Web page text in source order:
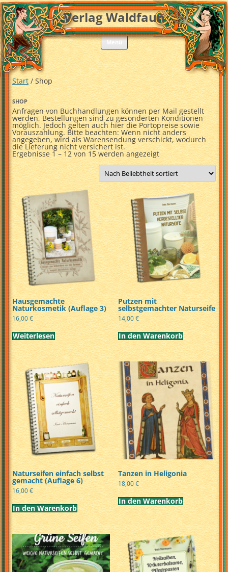
Verlag Waldfaun
Menü Zum
Inhalt
springen
Start/ Shop
SHOP
Anfragen von Buchhandlungen können per Mail gestellt
werden, Bestellungen sind zu gesonderten Konditionen
möglich. Jedoch gelten auch hier die Portopreise sowie
Vorauszahlung. Bitte beachten: Wenn nicht anders
angegeben, wird als Warensendung verschickt, wodurch
die Lieferung nicht versichert ist.
Ergebnisse 1 – 12 von 15 werden angezeigtNach
Beliebtheit
sortiert
Hausgemachte
Naturkosmetik (Auflage 3)
16,00€
Weiterlesen
Putzen mit
selbstgemachter Naturseife
14,00€
In den Warenkorb
Naturseifen einfach selbst
gemacht (Auflage 6)
16,00€
In den Warenkorb
Tanzen in Heligonia
18,00€
In den Warenkorb